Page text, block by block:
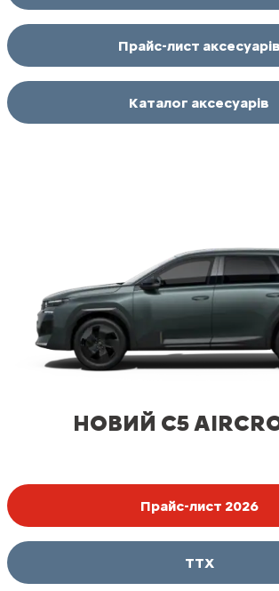
Прайс-лист аксесуарів
Каталог аксесуарів
НОВИЙ C5
Прайс-лист 2026
ТТХ